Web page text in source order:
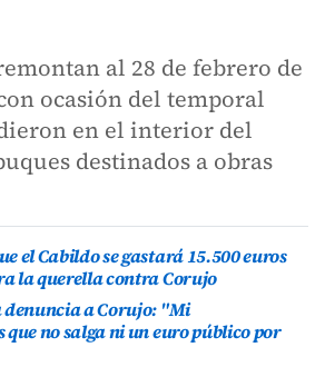
al 28 de febrero de
ocasión del temporal
en el interior del
destinados a obras
el Cabildo se gastará 15.500 euros
la querella contra Corujo
denuncia a Corujo: "Mi
no salga ni un euro público por